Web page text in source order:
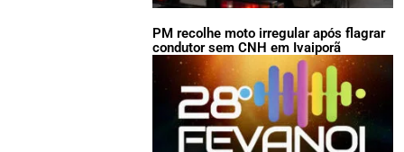
PM recolhe moto irregular após flagrar
condutor sem CNH em Ivaiporã